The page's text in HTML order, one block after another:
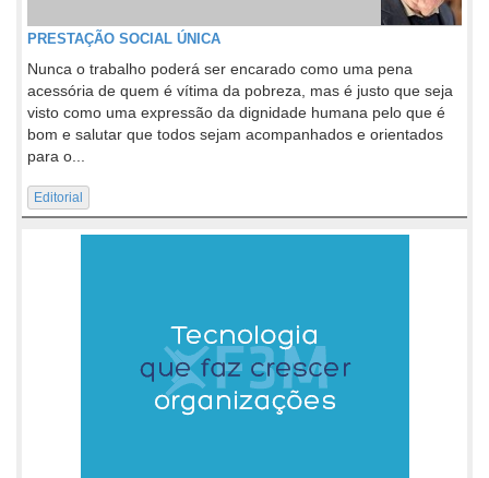
PRESTAÇÃO SOCIAL ÚNICA
Nunca o trabalho poderá ser encarado como uma pena
acessória de quem é vítima da pobreza, mas é justo que seja
visto como uma expressão da dignidade humana pelo que é
bom e salutar que todos sejam acompanhados e orientados
para o...
Editorial